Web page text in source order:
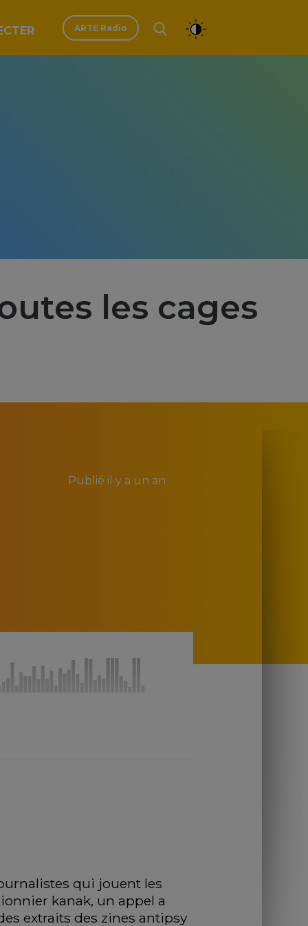
ARTE Radio
les cages
Publié il y a un an
qui jouent les
kanak, un appel a
extraits des zines antipsy